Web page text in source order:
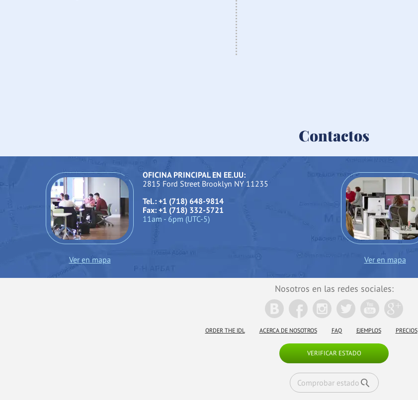
Contactos
Ver en mapa
OFICINA PRINCIPAL EN EE.UU:
2815 Ford Street Brooklyn NY 11235
Tel.: +1 (718) 648-9814
Fax: +1 (718) 332-5721
11am - 6pm (UTC-5)
Ver en mapa
Nosotros en las redes sociales:
ORDER THE IDL ACERCA DE NOSOTROS FAQ EJEMPLOS PRECIOS
VERIFICAR ESTADO